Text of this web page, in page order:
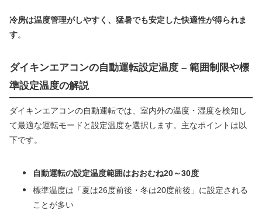
冷房は温度管理がしやすく、猛暑でも安定した快適性が得られま
す。
ダイキンエアコンの自動運転設定温度 – 範囲制限や標
準設定温度の解説
ダイキンエアコンの自動運転では、室内外の温度・湿度を検知し
て最適な運転モードと設定温度を選択します。主なポイントは以
下です。
自動運転の設定温度範囲はおおむね20～30度
標準温度は「夏は26度前後・冬は20度前後」に設定される
ことが多い